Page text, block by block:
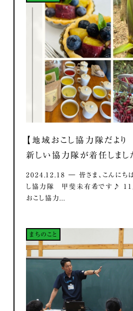
【地域おこし協力隊だより
新しい協力隊が着任しました
2024.12.18 ― 皆さま、こんにち
し協力隊 甲斐未有希です♪ 11
おこし協力...
まちのこと